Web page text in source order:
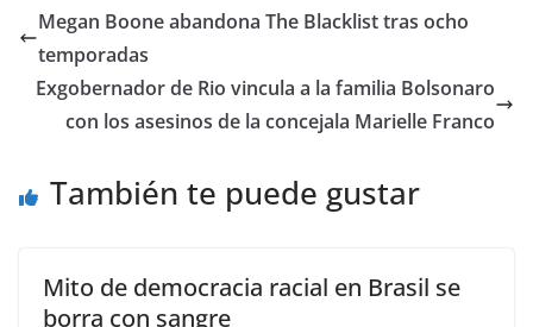
Penal Internacional
(CPI), Fatou Bensouda,
sobre el…
Megan Boone abandona The Blacklist tras ocho
temporadas
Exgobernador de Rio vincula a la familia Bolsonaro
con los asesinos de la concejala Marielle Franco
También te puede gustar
Mito de democracia racial en Brasil se
borra con sangre